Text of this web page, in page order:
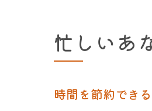
忙しいあ
時間を節約でき